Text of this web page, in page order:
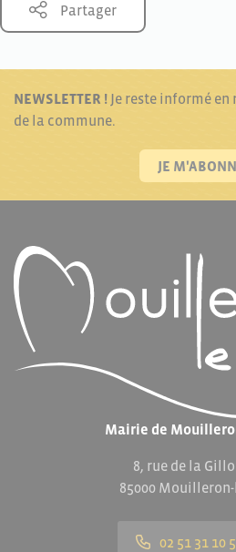
Partager
NEWSLETTER ! Je reste informé
de la commune.
JE
Mairie de
8, rue de la
85000
02 51 31 10